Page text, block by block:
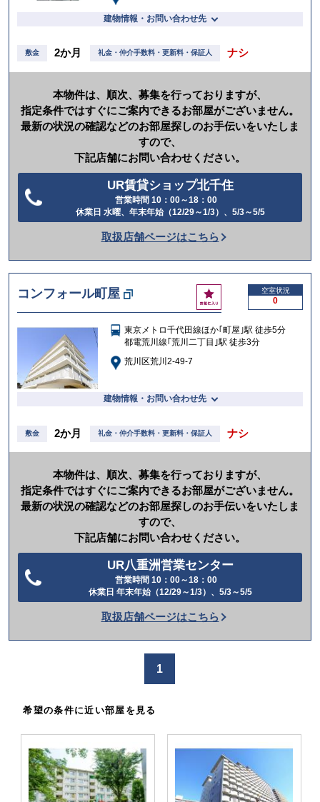
建物情報・お問い合わせ先
敷金 2か月 礼金・仲介手数料・更新料・保証人 ナシ
本物件は、順次、募集を行っておりますが、
指定条件ではすぐにご案内できるお部屋がございません。
最新の状況の確認などのお部屋探しのお手伝いをいたしま
すので、
下記店舗にお問い合わせください。
UR賃貸ショップ北千住
営業時間 10：00～18：00
休業日 水曜、年末年始（12/29～1/3）、5/3～5/5
話
か
け
る
取扱店舗ページはこちら
コンフォール町屋
お
気
入
り
空室状況
0
東京メトロ千代田線ほか｢町屋｣駅 徒歩5分
都電荒川線｢荒川二丁目｣駅 徒歩3分
荒川区荒川2-49-7
建物情報・お問い合わせ先
敷金 2か月 礼金・仲介手数料・更新料・保証人 ナシ
本物件は、順次、募集を行っておりますが、
指定条件ではすぐにご案内できるお部屋がございません。
最新の状況の確認などのお部屋探しのお手伝いをいたしま
すので、
下記店舗にお問い合わせください。
UR八重洲営業センター
営業時間 10：00～18：00
休業日 年末年始（12/29～1/3）、5/3～5/5
話
か
取扱店舗ページはこちら
1
希望の条件に近い部屋を見る